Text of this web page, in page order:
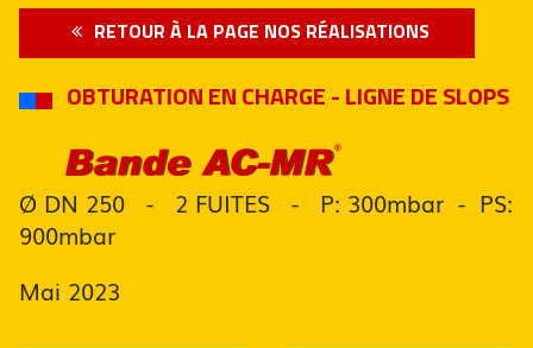
RETOUR À LA PAGE NOS RÉALISATIONS
OBTURATION EN CHARGE - LIGNE DE SLOPS
Ø DN 250 - 2 FUITES - P: 300mbar - PS:
900mbar
Mai 2023